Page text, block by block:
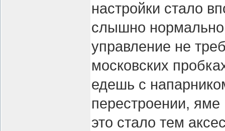
настройки стало
слышно
управление не
московских
едешь с
перестроении,
это стало тем